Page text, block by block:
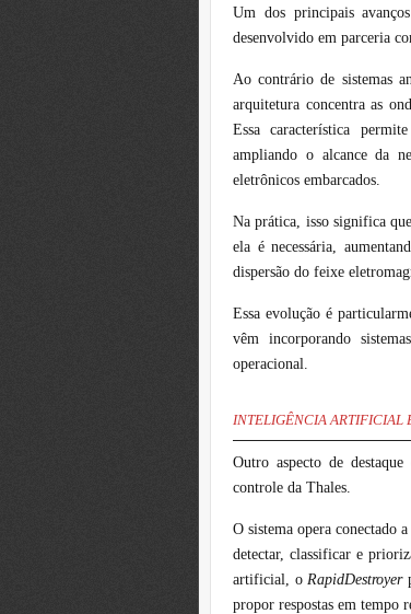
Um dos principais
desenvolvido em parceria
Ao contrário de sistemas
arquitetura concentra as
Essa característica
ampliando o alcance da
eletrônicos embarcados.
Na prática, isso significa
ela é necessária,
dispersão do feixe
Essa evolução é
vêm incorporando
operacional.
INTELIGÊNCIA ARTIFICIAL
Outro aspecto de destaque
controle da Thales.
O sistema opera conectado
detectar, classificar e
artificial, o RapidDestroyer
propor respostas em tempo